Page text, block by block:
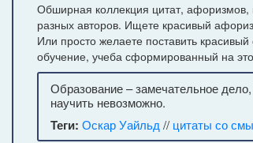
Обширная коллекция цитат, афоризмов,
разных авторов. Ищете красивый
Или просто желаете поставить
обучение, учеба сформированный на
Образование – замечательное
научить невозможно.
Теги: Оскар Уайльд // цитаты со